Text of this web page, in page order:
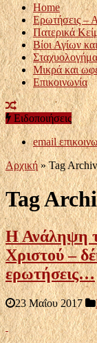
Home
Ερωτήσεις –
Πατερικά
Βίοι Αγίων
Μικρά και
Επικοινωνία
Ειδοποιήσεις
email
Αρχική » Tag
Tag
Η Ανάληψη
Χριστού –
ερωτήσεις…
23 Μαΐου 2017